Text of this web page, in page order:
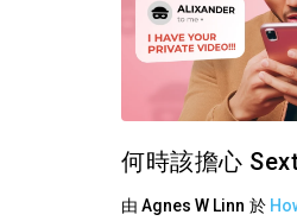
何時該擔心
由Agnes W Linn 於